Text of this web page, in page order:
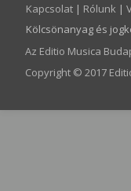
Kapcsolat | Rólunk |
Kölcsönanyag és
Az Editio Musica
Copyright © 2017